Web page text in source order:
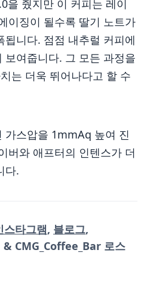
을 줬지만 이 커피는 레이
이징이 될수록 딸기 노트가
니다. 점점 내추럴 커피에
보여줍니다. 그 모든 과정을
는 더욱 뛰어나다고 할 수
가스압을 1mmAq 높여 진
버와 애프터의 인텐스가 더
다.
스타그램, 블로그,
& CMG_Coffee_Bar 로스